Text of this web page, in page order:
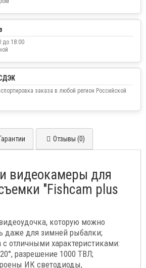
до 18:00
заказа в любой регион Российской
Гарантии Отзывы (0)
видеокамеры для
"Fishcam plus
которую можно
даже для зимней рыбалки;
отличными характеристиками:
разрешение 1000 ТВЛ;
ИК светодиоды,